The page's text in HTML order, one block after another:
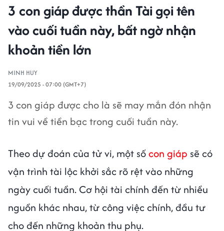
3 con giáp được thần Tài gọi tên
vào cuối tuần này, bất ngờ nhận
khoản tiền lớn
MINH HUY
19/09/2025 - 07:00 (GMT+7)
3 con giáp được cho là sẽ may mắn đón nhận
tin vui về tiền bạc trong cuối tuần này.
Theo dự đoán của tử vi, một sốcon giáp sẽ có
vận trình tài lộc khởi sắc rõ rệt vào những
ngày cuối tuần. Cơ hội tài chính đến từ nhiều
nguồn khác nhau, từ công việc chính, đầu tư
cho đến những khoản thu phụ.